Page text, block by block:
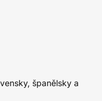
španělsky a